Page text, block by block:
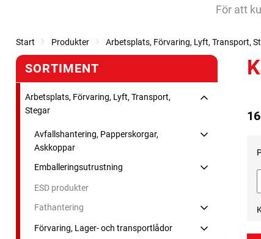
För att
Start Produkter Arbetsplats, Förvaring, Lyft, Transport,
SORTIMENT
Arbetsplats, Förvaring, Lyft, Transport,
Stegar
Avfallshantering, Papperskorgar,
Askkoppar
Emballeringsutrustning
ESD produkter
Fathantering
Förvaring, Lager- och transportlådor